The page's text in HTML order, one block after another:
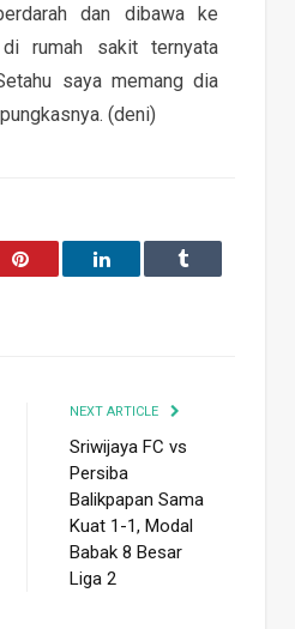
dan dibawa ke
rumah sakit ternyata
saya memang dia
(deni)
Pinterest LinkedIn Tumblr
NEXT ARTICLE
Sriwijaya FC vs
Persiba
Balikpapan Sama
Kuat 1-1, Modal
Babak 8 Besar
Liga 2